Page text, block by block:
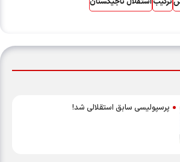
پرسپولیسی سابق استقلالی شد!